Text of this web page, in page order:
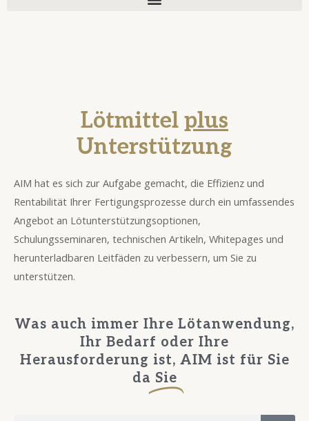
Lötmittel plus
Unterstützung
AIM hat es sich zur Aufgabe gemacht, die Effizienz und
Rentabilität Ihrer Fertigungsprozesse durch ein umfassendes
Angebot an Lötunterstützungsoptionen,
Schulungsseminaren, technischen Artikeln, Whitepages und
herunterladbaren Leitfäden zu verbessern, um Sie zu
unterstützen.
Was auch immer Ihre Lötanwendung,
Ihr Bedarf oder Ihre
Herausforderung ist, AIM ist für Sie
da Sie